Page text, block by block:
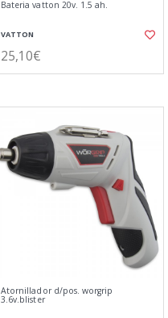
Bateria vatton 20v. 1.5 ah.
VATTON
25,10€
Atornillador d/pos. worgrip
3.6v.blister